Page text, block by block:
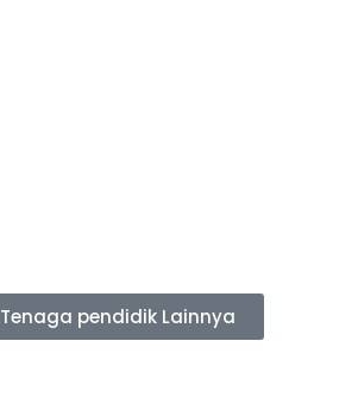
pendidik Lainnya